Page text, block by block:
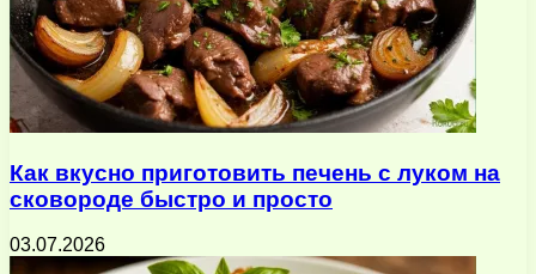
Как вкусно приготовить печень с луком на
сковороде быстро и просто
03.07.2026